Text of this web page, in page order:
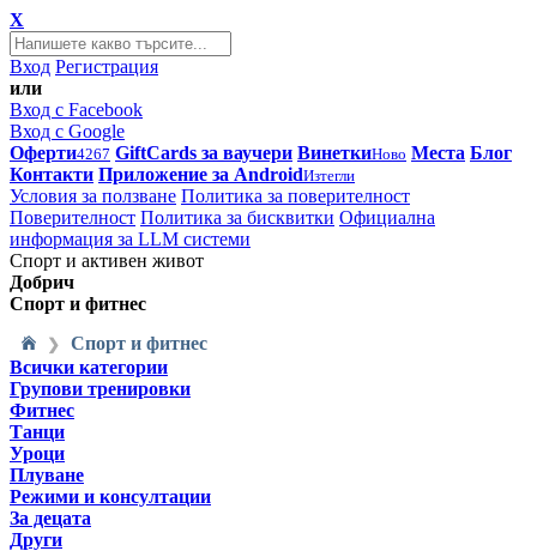
X
Вход Регистрация
или
Вход с Facebook
Вход с Google
Оферти4267 GiftCards за ваучери ВинеткиНово Места Блог
Контакти Приложение за AndroidИзтегли
Условия за ползване Политика за поверителност
Поверителност Политика за бисквитки Официална
информация за LLM системи
Спорт и активен живот
Добрич
Спорт и фитнес
❯
Спорт и фитнес
Всички категории
Групови тренировки
Фитнес
Танци
Уроци
Плуване
Режими и консултации
За децата
Други